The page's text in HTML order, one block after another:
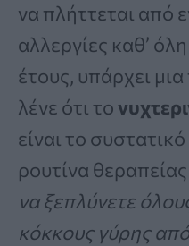
να πλήττεται από
αλλεργίες καθ’
έτους, υπάρχει
λένε ότι το
είναι το
ρουτίνα
να ξεπλύνετε
κόκκους γύρης